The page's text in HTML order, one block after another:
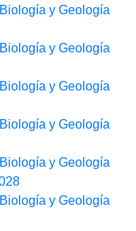
y Geología
y Geología
y Geología
y Geología
y Geología
y Geología